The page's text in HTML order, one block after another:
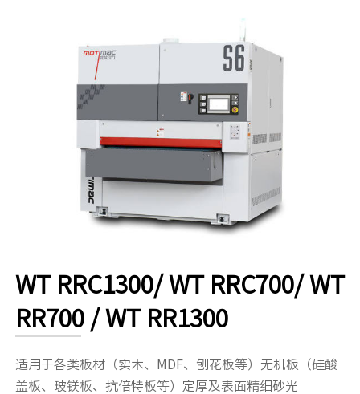
​WT RRC1300/ WT RRC700/ WT
RR700 / WT RR1300
适用于各类板材（实木、MDF、刨花板等）无机板（硅酸
盖板、玻镁板、抗倍特板等）定厚及表面精细砂光